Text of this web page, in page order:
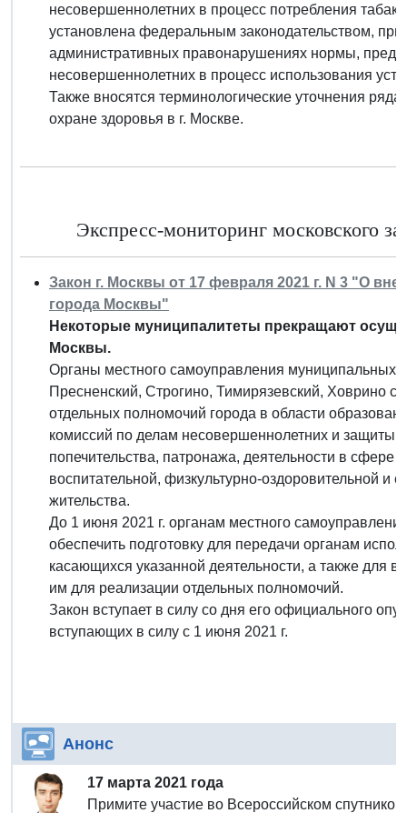
несовершеннолетних в процесс потребления
установлена федеральным законодательством,
административных правонарушениях нормы,
несовершеннолетних в процесс использования
Также вносятся терминологические уточнения
охране здоровья в г. Москве.
Экспресс-мониторинг московского
Закон г. Москвы от 17 февраля 2021 г. N 3 "О
города Москвы"
Некоторые муниципалитеты прекращают
Москвы.
Органы местного самоуправления муниципальных
Пресненский, Строгино, Тимирязевский, Ховрино
отдельных полномочий города в области
комиссий по делам несовершеннолетних и защиты
попечительства, патронажа, деятельности в сфере
воспитательной, физкультурно-оздоровительной и
жительства.
До 1 июня 2021 г. органам местного
обеспечить подготовку для передачи органам
касающихся указанной деятельности, а также для
им для реализации отдельных полномочий.
Закон вступает в силу со дня его официального
вступающих в силу с 1 июня 2021 г.
Анонс
17 марта 2021 года
Примите участие во Всероссийском